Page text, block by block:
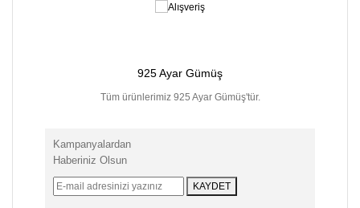
925 Ayar Gümüş
Tüm ürünlerimiz 925 Ayar Gümüş'tür.
Kampanyalardan
Haberiniz Olsun
KAYDET